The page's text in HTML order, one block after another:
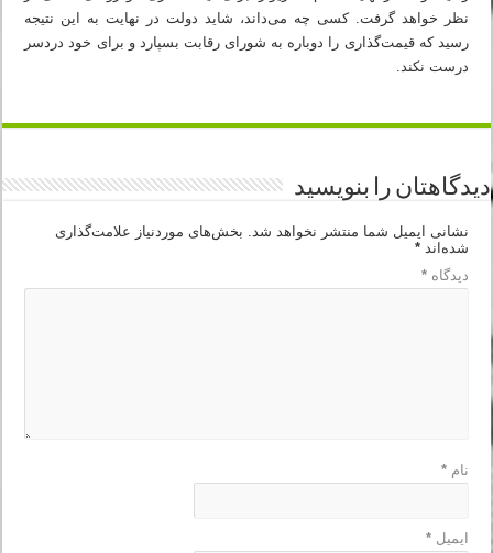
نظر خواهد گرفت. کسی چه می‌داند، شاید دولت در نهایت به این نتیجه
رسید که قیمت‌گذاری را دوباره به شورای رقابت بسپارد و برای خود دردسر
درست نکند.
دیدگاهتان را بنویسید
نشانی ایمیل شما منتشر نخواهد شد. بخش‌های موردنیاز علامت‌گذاری
شده‌اند*
دیدگاه*
نام*
ایمیل*